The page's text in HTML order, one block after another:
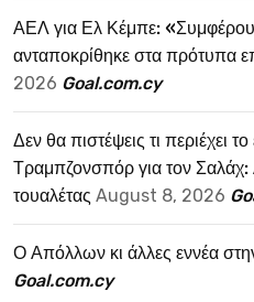
ΑΕΛ για Ελ Κέμπε:
ανταποκρίθηκε στα πρότυπα
2026 Goal.com.cy
Δεν θα πιστέψεις τι περιέχει
Τραμπζονσπόρ για τον Σαλάχ:
τουαλέτας August 8, 2026
Ο Απόλλων κι άλλες εννέα
Goal.com.cy